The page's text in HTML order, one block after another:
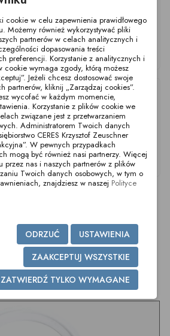
Uszczelka TC DN32
DIN SIL-L
Uszczelka TC DN15
DIN SIL-L
Uszczelka TC DN10
DIN SIL-L
Uszczelka TC DN40
DIN SIL-L
Uszczelka TC DN20
DIN SIL-L
cookie w celu zapewnienia prawidłowego
Możemy również wykorzystywać pliki
partnerów w celach analitycznych i
dopasowania treści
preferencji. Korzystanie z analitycznych i
cookie wymaga zgody, którą możesz
Jeżeli chcesz dostosować swoje
partnerów, kliknij „Zarządzaj cookies”.
wycofać w każdym momencie,
Korzystanie z plików cookie we
związane jest z przetwarzaniem
Administratorem Twoich danych
CERES Krzysztof Zeuschner
W pewnych przypadkach
mogą być również nasi partnerzy. Więcej
przez nas i naszych partnerów z plików
Twoich danych osobowych, w tym o
znajdziesz w naszej Polityce
USTAWIENIA
ODRZUĆ
ZAAKCEPTUJ WSZYSTKIE
ZATWIERDŹ TYLKO WYMAGANE